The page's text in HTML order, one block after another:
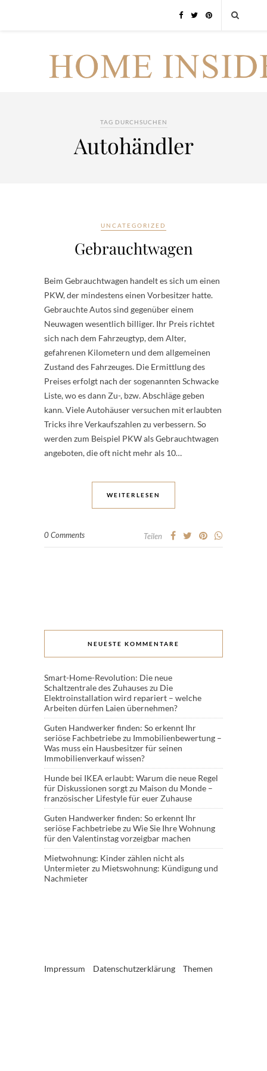
TAG DURCHSUCHEN
Autohändler
UNCATEGORIZED
Gebrauchtwagen
Beim Gebrauchtwagen handelt es sich um einen
PKW, der mindestens einen Vorbesitzer hatte.
Gebrauchte Autos sind gegenüber einem
Neuwagen wesentlich billiger. Ihr Preis richtet
sich nach dem Fahrzeugtyp, dem Alter,
gefahrenen Kilometern und dem allgemeinen
Zustand des Fahrzeuges. Die Ermittlung des
Preises erfolgt nach der sogenannten Schwacke
Liste, wo es dann Zu-, bzw. Abschläge geben
kann. Viele Autohäuser versuchen mit erlaubten
Tricks ihre Verkaufszahlen zu verbessern. So
werden zum Beispiel PKW als Gebrauchtwagen
angeboten, die oft nicht mehr als 10…
WEITERLESEN
0 Comments Teilen
NEUESTE KOMMENTARE
Smart-Home-Revolution: Die neue
Schaltzentrale des Zuhauseszu Die
Elektroinstallation wird repariert – welche
Arbeiten dürfen Laien übernehmen?
Guten Handwerker finden: So erkennt Ihr
seriöse Fachbetriebezu Immobilienbewertung –
Was muss ein Hausbesitzer für seinen
Immobilienverkauf wissen?
Hunde bei IKEA erlaubt: Warum die neue Regel
für Diskussionen sorgtzu Maison du Monde –
französischer Lifestyle für euer Zuhause
Guten Handwerker finden: So erkennt Ihr
seriöse Fachbetriebezu Wie Sie Ihre Wohnung
für den Valentinstag vorzeigbar machen
Mietwohnung: Kinder zählen nicht als
Untermieterzu Mietswohnung: Kündigung und
Nachmieter
Impressum Datenschutzerklärung Themen